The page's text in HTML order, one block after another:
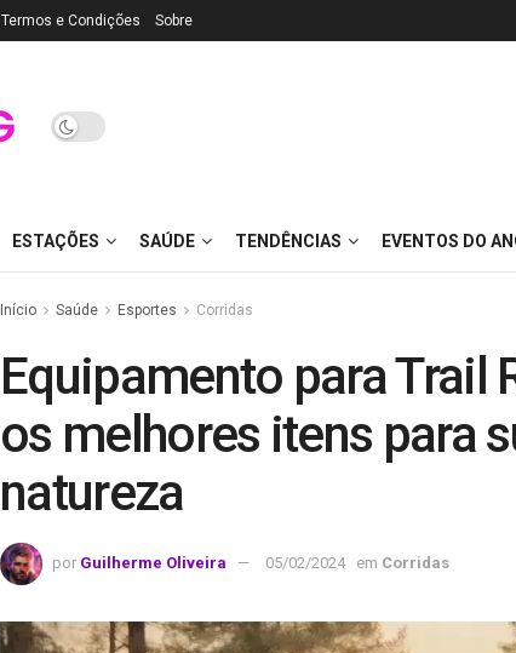
Termos e Condições Sobre
ESTAÇÕES SAÚDE TENDÊNCIAS EVENTOS DO
Início Saúde Esportes Corridas
Equipamento para Trail
os melhores itens para
natureza
por Guilherme Oliveira 05/02/2024 em Corridas